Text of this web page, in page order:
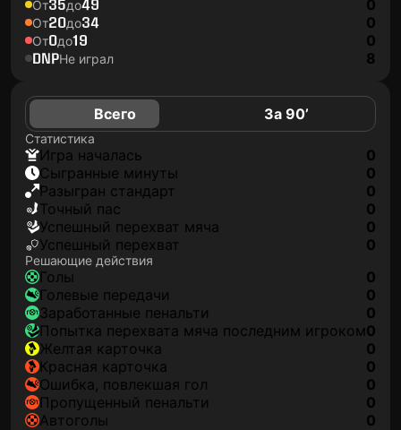
От35до49 0
От20до34 0
От0до19 0
DNPНе играл 8
Всего За 90’
Статистика
игра началась
0
сыгранные минуты
0
разыгран стандарт
0
точный пас
0
успешный перехват мяча
0
успешный перехват
0
Решающие действия
голы
0
голевые передачи
0
заработанные пенальти
0
попытка перехвата мяча последним игроком0
желтая карточка
0
красная карточка
0
ошибка, повлекшая гол
0
пропущенный пенальти
0
автоголы
0